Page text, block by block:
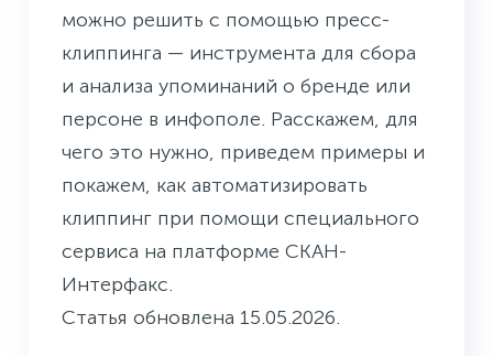
можно решить с помощью пресс-
клиппинга — инструмента для сбора
и анализа упоминаний о бренде или
персоне в инфополе. Расскажем, для
чего это нужно, приведем примеры и
покажем, как автоматизировать
клиппинг при помощи специального
сервиса на платформе СКАН-
Интерфакс.
Статья обновлена 15.05.2026.